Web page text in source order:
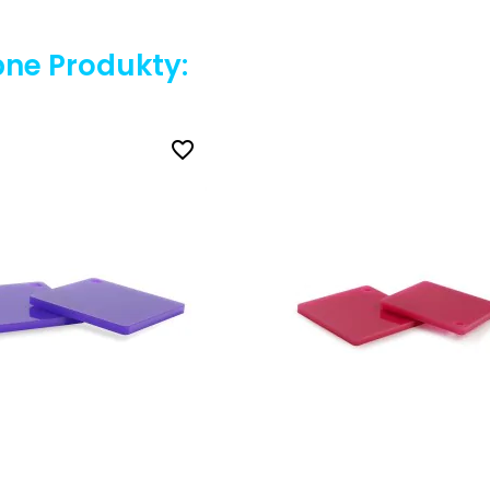
Produkty:
favorite_border